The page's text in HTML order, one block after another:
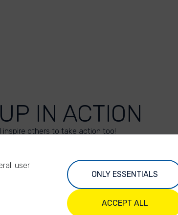
IN ACTION
others to take action too!
user
ONLY ESSENTIALS
ACCEPT ALL